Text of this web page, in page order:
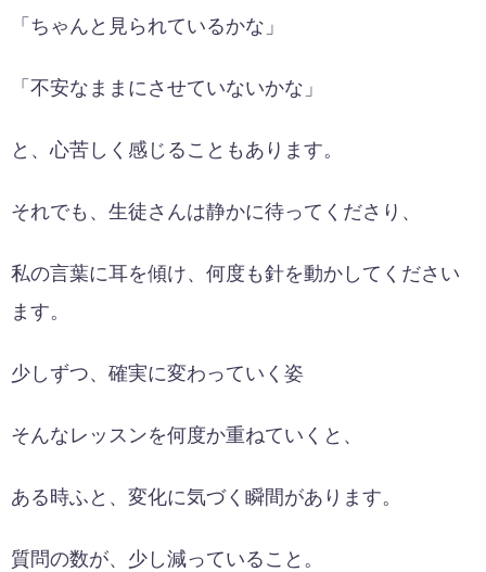
「ちゃんと見られているかな」
「不安なままにさせていないかな」
と、心苦しく感じることもあります。
それでも、生徒さんは静かに待ってくださり、
私の言葉に耳を傾け、何度も針を動かしてください
ます。
少しずつ、確実に変わっていく姿
そんなレッスンを何度か重ねていくと、
ある時ふと、変化に気づく瞬間があります。
質問の数が、少し減っていること。